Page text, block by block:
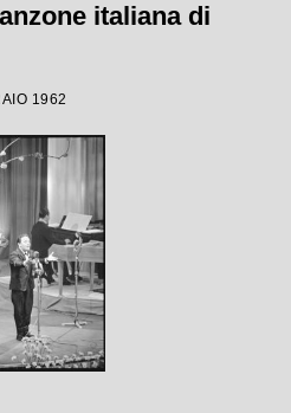
italiana di
1962